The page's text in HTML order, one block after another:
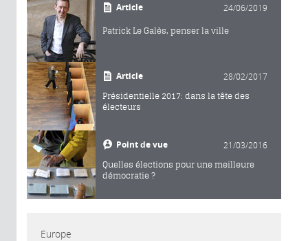
Article 24/06/2019
Patrick Le Galès, penser la ville
Article 28/02/2017
Présidentielle 2017: dans la tête des
électeurs
Point de vue 21/03/2016
Quelles élections pour une meilleure
démocratie ?
Europe